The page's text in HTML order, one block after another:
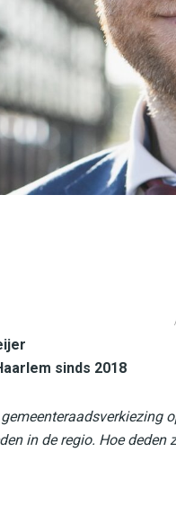
sinds 2018
in de regio. Hoe deden